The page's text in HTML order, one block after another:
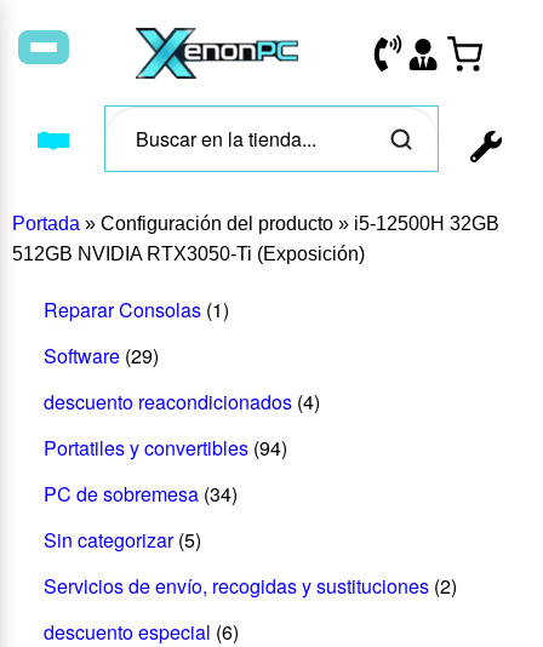
Portada » Configuración del producto » i5-12500H 32GB
512GB NVIDIA RTX3050-Ti (Exposición)
Reparar Consolas (1)
Software (29)
descuento reacondicionados (4)
Portatiles y convertibles (94)
PC de sobremesa (34)
Sin categorizar (5)
Servicios de envío, recogidas y sustituciones (2)
descuento especial (6)